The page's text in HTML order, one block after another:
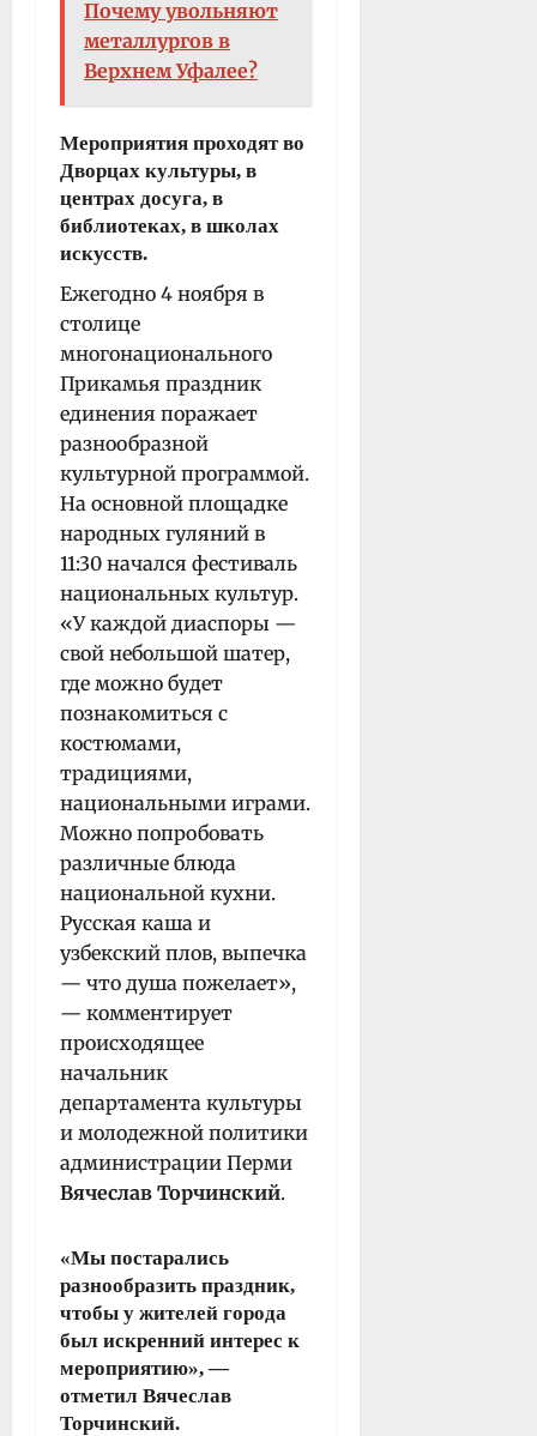
Почему увольняют
металлургов в
Верхнем Уфалее?
Мероприятия проходят во
Дворцах культуры, в
центрах досуга, в
библиотеках, в школах
искусств.
Ежегодно 4 ноября в
столице
многонационального
Прикамья праздник
единения поражает
разнообразной
культурной программой.
На основной площадке
народных гуляний в
11:30 начался фестиваль
национальных культур.
«У каждой диаспоры —
свой небольшой шатер,
где можно будет
познакомиться с
костюмами,
традициями,
национальными играми.
Можно попробовать
различные блюда
национальной кухни.
Русская каша и
узбекский плов, выпечка
— что душа пожелает»,
— комментирует
происходящее
начальник
департамента культуры
и молодежной политики
администрации Перми
Вячеслав Торчинский.
«Мы постарались
разнообразить праздник,
чтобы у жителей города
был искренний интерес к
мероприятию», —
отметил Вячеслав
Торчинский.